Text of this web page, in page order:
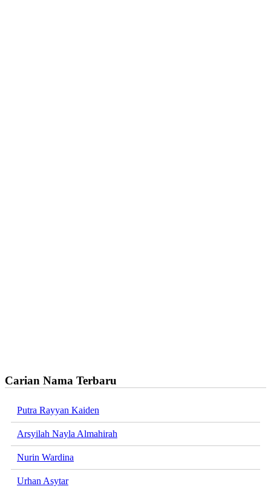
Carian Nama Terbaru
Putra Rayyan Kaiden
Arsyilah Nayla Almahirah
Nurin Wardina
Urhan Asytar